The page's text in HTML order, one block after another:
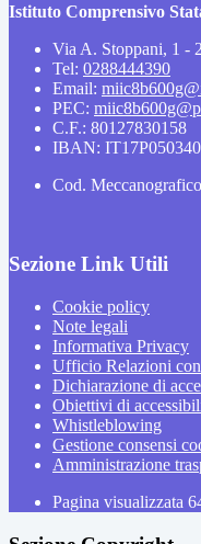
Istituto Comprensivo
Via A. Stoppani, 1 -
Tel: 0288444390
Email:
PEC:
C.F.: 80127830158
IBAN:
Cod.
Sezione Link Utili
Cookie policy
Note legali
Informativa Privacy
Ufficio Relazioni
Dichiarazione di
Obiettivi di
Whistleblowing
Gestione consensi
Amministrazione
Pagina visualizzata